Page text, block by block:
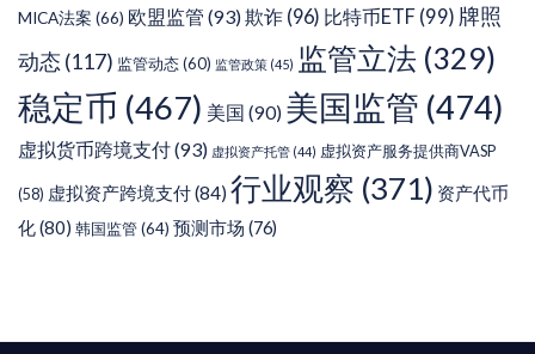
MICA法案 (66) 欧盟监管 (93)欺诈 (96) 比特币ETF (99) 牌照
动态 (117) 监管动态(60) 监管政策 (45) 监管立法 (329)
稳定币 (467) 美国 (90) 美国监管 (474)
虚拟货币跨境支付(93) 虚拟资产托管 (44) 虚拟资产服务提供商VASP
(58) 虚拟资产跨境支付(84) 行业观察 (371) 资产代币
化(80) 韩国监管(64) 预测市场 (76)